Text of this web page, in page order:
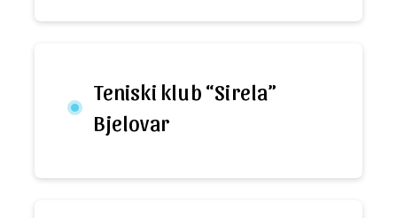
Teniski klub “Sirela”
Bjelovar